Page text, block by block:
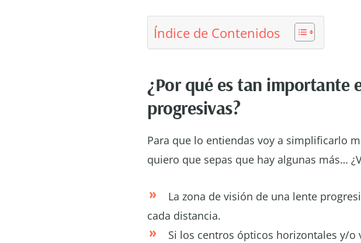
Índice de Contenidos
¿Por qué es tan importante
progresivas?
Para que lo entiendas voy a simplificarlo
quiero que sepas que hay algunas más…
La zona de visión de una lente
cada distancia.
Si los centros ópticos horizontales y/